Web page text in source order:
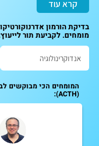
קרא עוד
מומחים. לקביעת תור
המומחים הכי מבוקשים
(ACTH):